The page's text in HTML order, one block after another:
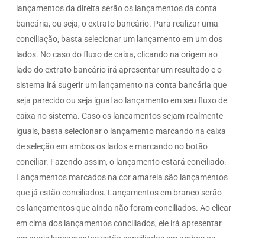
lançamentos da direita serão os lançamentos da conta
bancária, ou seja, o extrato bancário. Para realizar uma
conciliação, basta selecionar um lançamento em um dos
lados. No caso do fluxo de caixa, clicando na origem ao
lado do extrato bancário irá apresentar um resultado e o
sistema irá sugerir um lançamento na conta bancária que
seja parecido ou seja igual ao lançamento em seu fluxo de
caixa no sistema. Caso os lançamentos sejam realmente
iguais, basta selecionar o lançamento marcando na caixa
de seleção em ambos os lados e marcando no botão
conciliar. Fazendo assim, o lançamento estará conciliado.
Lançamentos marcados na cor amarela são lançamentos
que já estão conciliados. Lançamentos em branco serão
os lançamentos que ainda não foram conciliados. Ao clicar
em cima dos lançamentos conciliados, ele irá apresentar